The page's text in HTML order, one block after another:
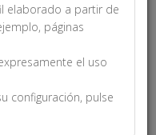
elaborado a partir de
páginas
el uso
configuración, pulse